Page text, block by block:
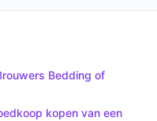
Bedding of
kopen van een